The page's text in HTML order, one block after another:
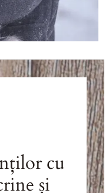
cu
și